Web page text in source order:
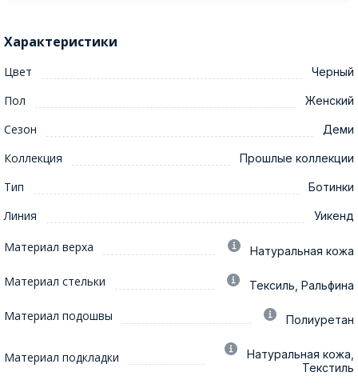
Характеристики
Цвет Черный
Пол Женский
Сезон Деми
Коллекция Прошлые коллекции
Тип Ботинки
Линия Уикенд
Материал верха Натуральная кожа
Материал стельки Тексиль, Ральфина
Материал подошвы Полиуретан
Материал подкладки
Натуральная кожа,
Текстиль